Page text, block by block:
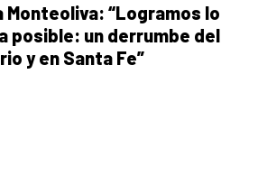
Monteoliva: “Logramos lo
posible: un derrumbe del
y en Santa Fe”